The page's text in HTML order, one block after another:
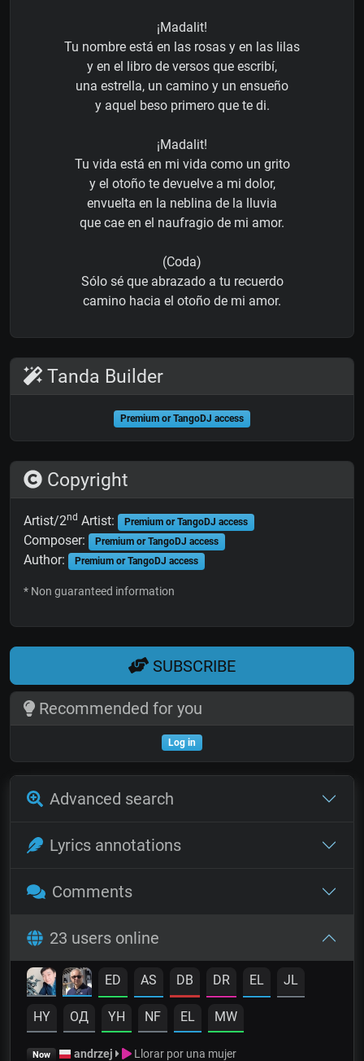
¡Madalit!
Tu nombre está en las rosas y en las lilas
y en el libro de versos que escribí,
una estrella, un camino y un ensueño
y aquel beso primero que te di.
¡Madalit!
Tu vida está en mi vida como un grito
y el otoño te devuelve a mi dolor,
envuelta en la neblina de la lluvia
que cae en el naufragio de mi amor.
(Coda)
Sólo sé que abrazado a tu recuerdo
camino hacia el otoño de mi amor.
Tanda Builder
Premium or TangoDJ access
Copyright
Artist/2nd Artist: Premium or TangoDJ access
Composer: Premium or TangoDJ access
Author: Premium or TangoDJ access
* Non guaranteed information
SUBSCRIBE
Recommended for you
Log in
Advanced search
Lyrics annotations
Comments
23 users online
ED AS DB DR EL JL
HY OД YH NF EL MW
Now andrzej Llorar por una mujer